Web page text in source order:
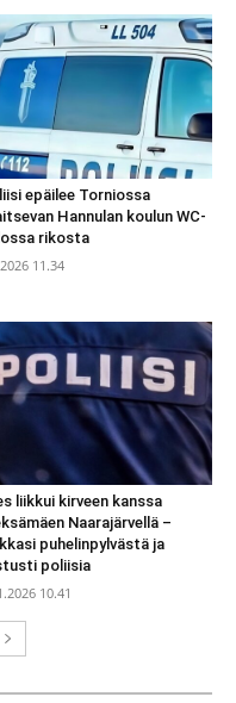
epäilee Torniossa
Hannulan koulun WC-
rikosta
11.34
liikkui kirveen kanssa
Naarajärvellä –
puhelinpylvästä ja
poliisia
10.41